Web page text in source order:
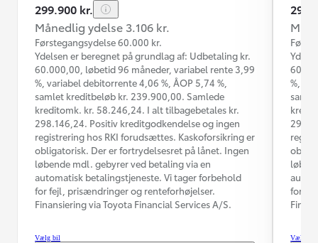
299.900 kr.
Månedlig ydelse 3.106 kr.
Førstegangsydelse 60.000 kr.
Ydelsen er beregnet på grundlag af: Udbetaling kr.
60.000,00, løbetid 96 måneder, variabel rente 3,99
%, variabel debitorrente 4,06 %, ÅOP 5,74 %,
samlet kreditbeløb kr. 239.900,00. Samlede
kreditomk. kr. 58.246,24. I alt tilbagebetales kr.
298.146,24. Positiv kreditgodkendelse og ingen
registrering hos RKI forudsættes. Kaskoforsikring er
obligatorisk. Der er fortrydelsesret på lånet. Ingen
løbende mdl. gebyrer ved betaling via en
automatisk betalingstjeneste. Vi tager forbehold
for fejl, prisændringer og renteforhøjelser.
Finansiering via Toyota Financial Services A/S.
Vælg bil
%,
for
Vælg bil